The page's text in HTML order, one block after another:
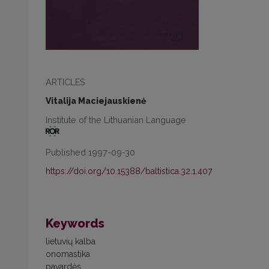
ARTICLES
Vitalija Maciejauskienė
Institute of the Lithuanian Language
Published 1997-09-30
https://doi.org/10.15388/baltistica.32.1.407
Keywords
lietuvių kalba
onomastika
pavardės